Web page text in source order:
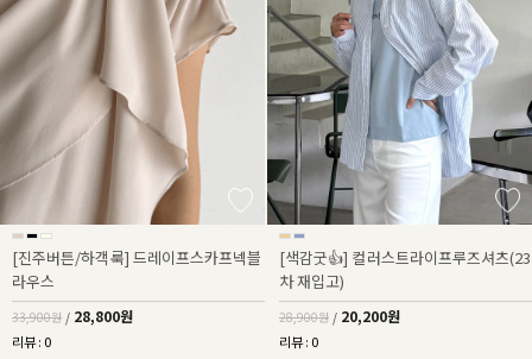
[진주버튼/하객룩] 드레이프스카프넥블
라우스
33,900원 / 28,800원
리뷰 : 0
[색감굿👍] 컬러스트라이프루즈셔츠(23
차 재입고)
28,900원 / 20,200원
리뷰 : 0